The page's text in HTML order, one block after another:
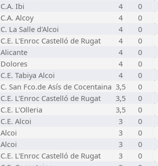
C.A. Ibi 4 0
C.A. Alcoy 4 0
C. La Salle d'Alcoi 4 0
C.E. L'Enroc Castelló de Rugat 4 0
Alicante 4 0
Dolores 4 0
C.E. Tabiya Alcoi 4 0
C. San Fco.de Asís de Cocentaina 3,5 0
C.E. L'Enroc Castelló de Rugat 3,5 0
C.E. L'Olleria 3,5 0
C.E. Alcoi 3 0
Alcoi 3 0
Alcoi 3 0
C.E. L'Enroc Castelló de Rugat 3 0